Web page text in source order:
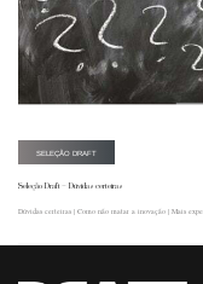
SELEÇÃO DRAFT
Seleção Draft – Dúvidas certeiras
Dúvidas certeiras | Como não matar a inovação | Mais